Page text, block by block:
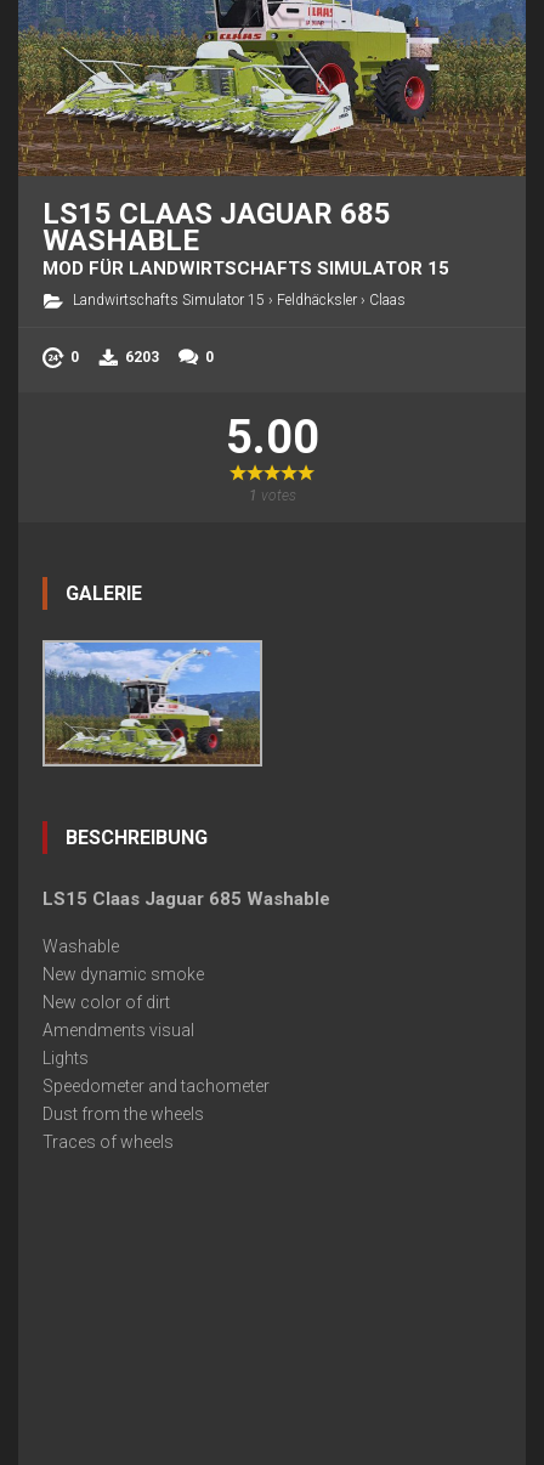
LS15 CLAAS JAGUAR 685
WASHABLE
MOD FÜR LANDWIRTSCHAFTS SIMULATOR 15
Landwirtschafts Simulator 15 › Feldhäcksler › Claas
0 6203 0
5.00
1 votes
GALERIE
BESCHREIBUNG
LS15 Claas Jaguar 685 Washable
Washable
New dynamic smoke
New color of dirt
Amendments visual
Lights
Speedometer and tachometer
Dust from the wheels
Traces of wheels